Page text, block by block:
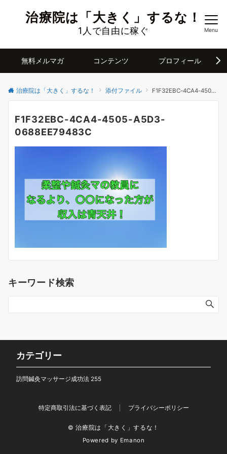
治療院は「大きく」するな！
1人で自由に稼ぐ Menu
無料メルマガ コンテンツ プロフィール
治療院は「大きく」するな！ 添付ファイル F1F32EBC-4CA4-4505-A5D3-0688EE79483C
F1F32EBC-4CA4-4505-A5D3-
0688EE79483C
キーワード検索
カテゴリー
訪問鍼灸マッサージ成功法 255
特定商取引法に基づく表記 プライバシーポリシー
© 治療院は「大きく」するな！
Powered by Emanon